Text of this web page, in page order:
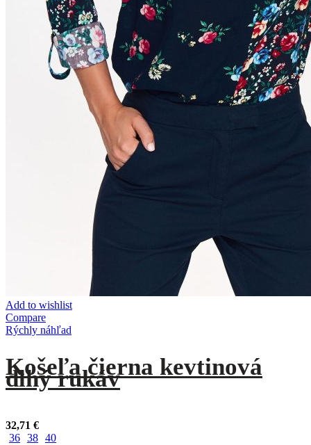
Add to wishlist
Compare
Rýchly náhľad
Košeľa čierna kevtinová
dlhý rukáv
32,71 €
36 38 40